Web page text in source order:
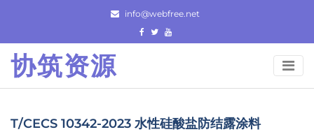
content
info@webfree.net
协筑资源
T/CECS 10342-2023 水性硅酸盐防结露涂料